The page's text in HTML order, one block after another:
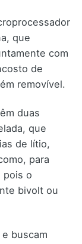
que
com
de
removível.
duas
que
de lítio,
para
pois o
bivolt ou
buscam